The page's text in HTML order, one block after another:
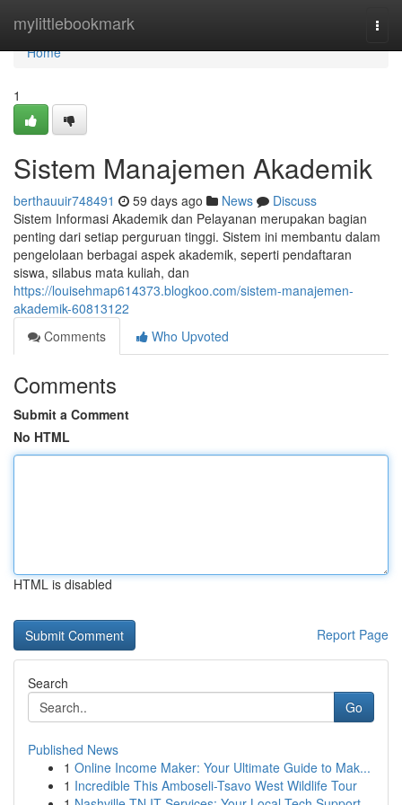
mylittlebookmark
Home
Home
1
Sistem Manajemen Akademik
berthauuir748491 59 days ago News
Discuss
Sistem Informasi Akademik dan Pelayanan merupakan bagian
penting dari setiap perguruan tinggi. Sistem ini membantu dalam
pengelolaan berbagai aspek akademik, seperti pendaftaran
siswa, silabus mata kuliah, dan
https://louisehmap614373.blogkoo.com/sistem-manajemen-
akademik-60813122
Comments
Who Upvoted
Comments
Submit a Comment
No HTML
HTML is disabled
Report Page
Search
Go
Published News
1 Online Income Maker: Your Ultimate Guide to Mak...
1 Incredible This Amboseli-Tsavo West Wildlife Tour